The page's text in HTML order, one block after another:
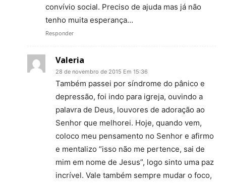
convívio social. Preciso de ajuda mas já não
tenho muita esperança…
Responder
Valeria
28 de novembro de 2015 Em 15:36
Também passei por síndrome do pânico e
depressão, foi indo para igreja, ouvindo a
palavra de Deus, louvores de adoração ao
Senhor que melhorei. Hoje, quando vem,
coloco meu pensamento no Senhor e afirmo
e mentalizo “isso não me pertence, sai de
mim em nome de Jesus”, logo sinto uma paz
incrível. Vale também sempre mudar o foco,